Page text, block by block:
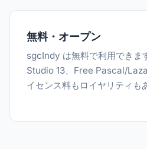
無料・オープン
sgcIndy は無料で利用できま
Studio 13、Free Pascal/
イセンス料もロイヤリティも